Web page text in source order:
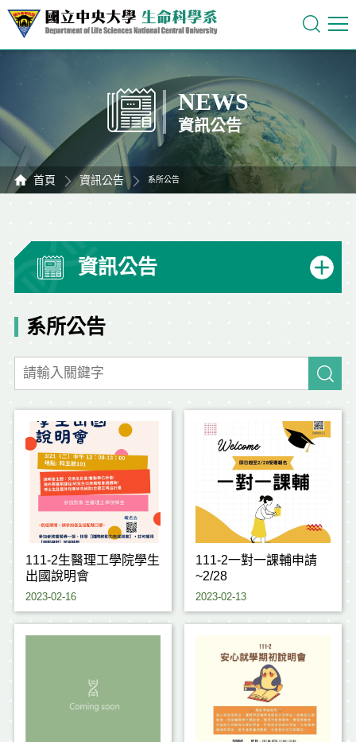
NEWS
資訊公告
首頁 資訊公告 系所公告
資訊公告
系所公告
111-2生醫理工學院學生
出國說明會
2023-02-16
111-2一對一課輔申請
~2/28
2023-02-13